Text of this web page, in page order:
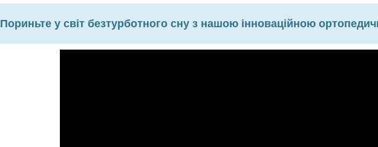
Пориньте у світ безтурботного сну з нашою інноваційною